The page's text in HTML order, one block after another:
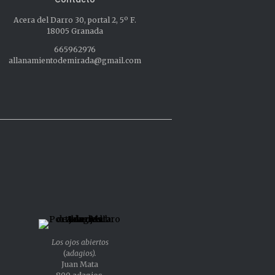
Acera del Darro 30, portal 2, 5º F.
18005 Granada
665962976
allanamientodemirada@gmail.com
Los ojos abiertos
(adagios).
Juan Mata